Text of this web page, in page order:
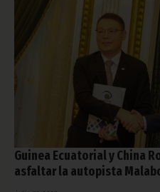
Guinea Ecuatorial y China
asfaltar la autopista